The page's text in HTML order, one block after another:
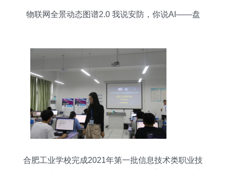
物联网全景动态图谱2.0 我说安防，你说AI——盘
合肥工业学校完成2021年第一批信息技术类职业技